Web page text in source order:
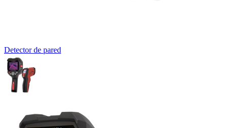
Detector de pared